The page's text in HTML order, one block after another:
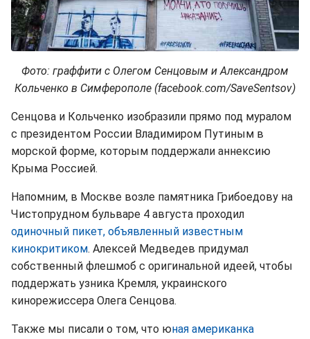
Фото: граффити с Олегом Сенцовым и Александром
Кольченко в Симферополе (facebook.com/SaveSentsov)
Сенцова и Кольченко изобразили прямо под муралом
с президентом России Владимиром Путиным в
морской форме, которым поддержали аннексию
Крыма Россией.
Напомним, в Москве возле памятника Грибоедову на
Чистопрудном бульваре 4 августа проходил
одиночный пикет, объявленный известным
кинокритиком. Алексей Медведев придумал
собственный флешмоб с оригинальной идеей, чтобы
поддержать узника Кремля, украинского
кинорежиссера Олега Сенцова.
Также мы писали о том, что юная американка